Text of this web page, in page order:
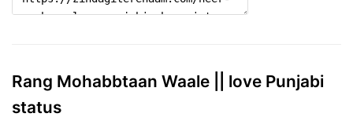
Rang Mohabbtaan Waale || love Punjabi
status